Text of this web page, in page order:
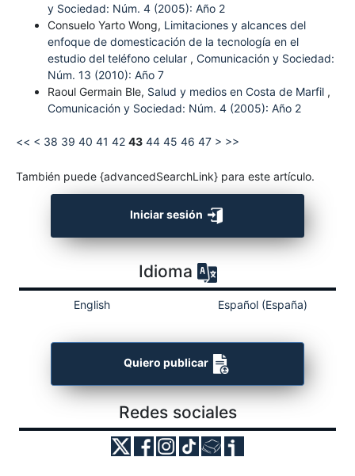
y Sociedad: Núm. 4 (2005): Año 2
Consuelo Yarto Wong, Limitaciones y alcances del
enfoque de domesticación de la tecnología en el
estudio del teléfono celular , Comunicación y Sociedad:
Núm. 13 (2010): Año 7
Raoul Germain Ble, Salud y medios en Costa de Marfil ,
Comunicación y Sociedad: Núm. 4 (2005): Año 2
<< < 38 39 40 41 42 43 44 45 46 47 > >>
También puede {advancedSearchLink} para este artículo.
Iniciar sesión
Idioma
English Español (España)
Quiero publicar
Redes sociales